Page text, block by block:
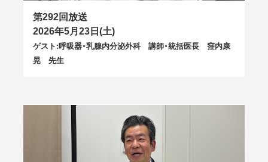
第292回放送
2026年5月23日(土)
ゲスト:呼吸器・乳腺内分泌外科 講師・統括医長 窪内康
晃 先生